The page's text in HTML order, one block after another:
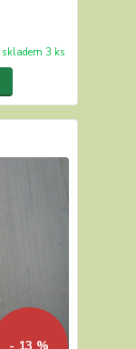
skladem 3 ks